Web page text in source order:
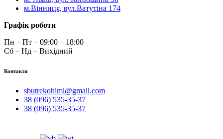
м.Вінниця, вул.Ватутіна 174
Графік роботи
Пн – Пт – 09:00 – 18:00
Сб – Нд – Вихідний
Контакти
sbutrekohiml@gmail.com
38 (096) 535-35-37
38 (096) 535-35-37